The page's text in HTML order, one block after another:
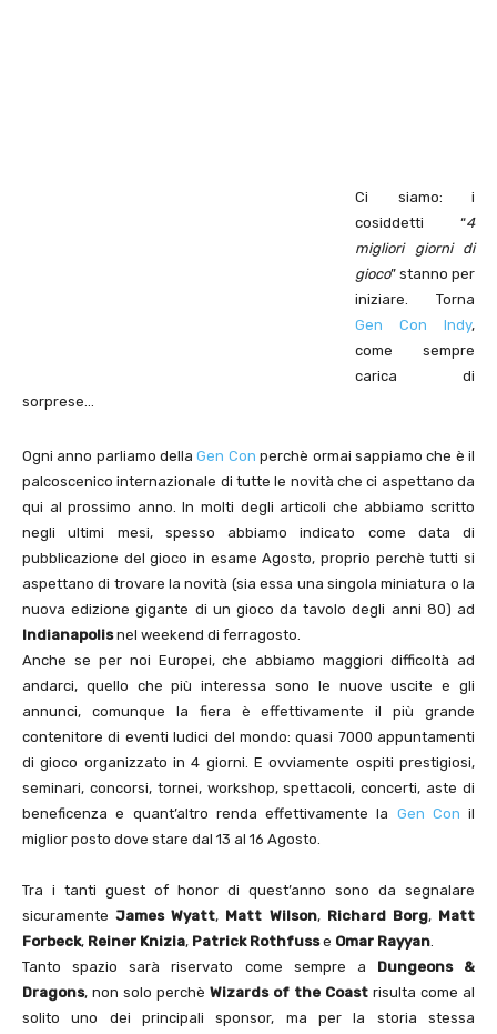
Ci siamo: i
cosiddetti “4
migliori giorni di
gioco” stanno per
iniziare. Torna
Gen Con Indy,
come sempre
carica di
sorprese…
Ogni anno parliamo dellaGen Con perchè ormai sappiamo che è il
palcoscenico internazionale di tutte le novità che ci aspettano da
qui al prossimo anno. In molti degli articoli che abbiamo scritto
negli ultimi mesi, spesso abbiamo indicato come data di
pubblicazione del gioco in esame Agosto, proprio perchè tutti si
aspettano di trovare la novità (sia essa una singola miniatura o la
nuova edizione gigante di un gioco da tavolo degli anni 80) ad
Indianapolisnel weekend di ferragosto.
Anche se per noi Europei, che abbiamo maggiori difficoltà ad
andarci, quello che più interessa sono le nuove uscite e gli
annunci, comunque la fiera è effettivamente il più grande
contenitore di eventi ludici del mondo: quasi 7000 appuntamenti
di gioco organizzato in 4 giorni. E ovviamente ospiti prestigiosi,
seminari, concorsi, tornei, workshop, spettacoli, concerti, aste di
beneficenza e quant’altro renda effettivamente la Gen Con il
miglior posto dove stare dal 13 al 16 Agosto.
Tra i tanti guest of honor di quest’anno sono da segnalare
sicuramenteJames Wyatt, Matt Wilson, Richard Borg, Matt
Forbeck, Reiner Knizia, Patrick Rothfusse Omar Rayyan.
Tanto spazio sarà riservato come sempre a Dungeons &
Dragons, non solo perchè Wizards of the Coast risulta come al
solito uno dei principali sponsor, ma per la storia stessa